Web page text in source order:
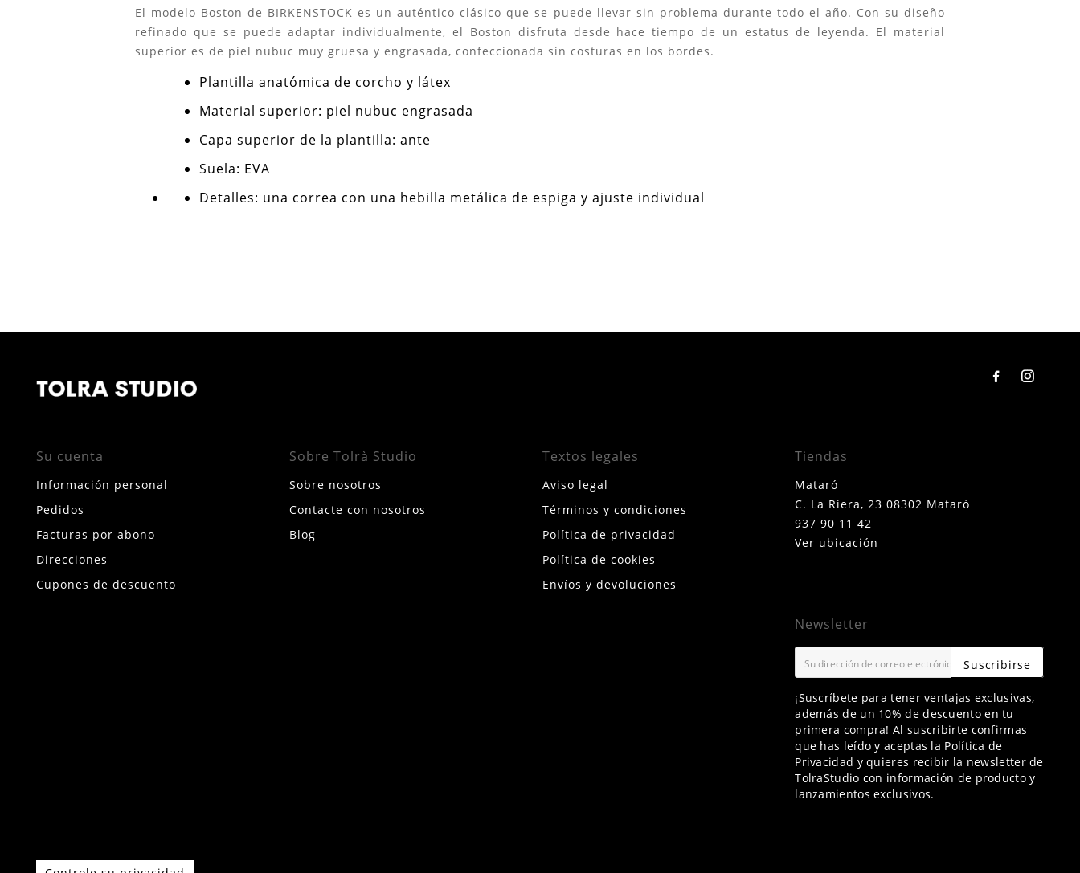
El modelo Boston de BIRKENSTOCK es un auténtico clásico que se puede llevar sin problema durante todo el año. Con su diseño
refinado que se puede adaptar individualmente, el Boston disfruta desde hace tiempo de un estatus de leyenda. El material
superior es de piel nubuc muy gruesa y engrasada, confeccionada sin costuras en los bordes.
Plantilla anatómica de corcho y látex
Material superior: piel nubuc engrasada
Capa superior de la plantilla: ante
Suela: EVA
Detalles: una correa con una hebilla metálica de espiga y ajuste individual
Su cuenta
Información personal
Pedidos
Facturas por abono
Direcciones
Cupones de descuento
Sobre Tolrà Studio
Sobre nosotros
Contacte con nosotros
Blog
Textos legales
Aviso legal
Términos y condiciones
Política de privacidad
Política de cookies
Envíos y devoluciones
Tiendas
Mataró
C. La Riera, 23 08302 Mataró
937 90 11 42
Ver ubicación
Newsletter
Suscribirse
¡Suscríbete para tener ventajas exclusivas,
además de un 10% de descuento en tu
primera compra! Al suscribirte confirmas
que has leído y aceptas la Política de
Privacidad y quieres recibir la newsletter de
TolraStudio con información de producto y
lanzamientos exclusivos.